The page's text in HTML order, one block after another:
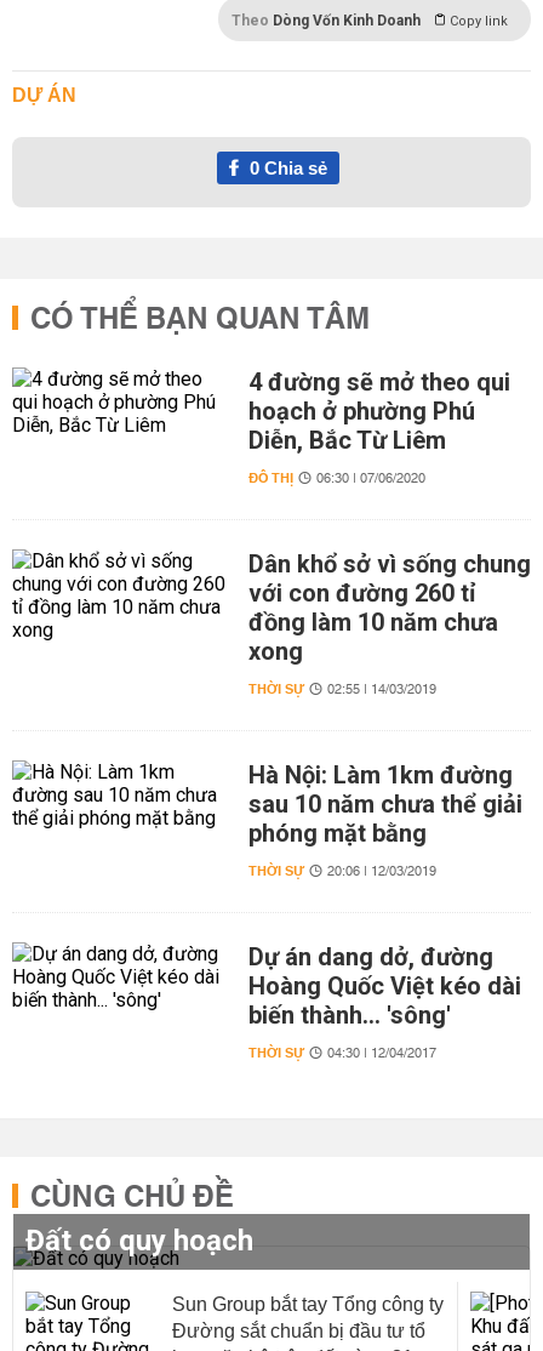
Theo Dòng Vốn Kinh Doanh Copy link
DỰ ÁN
0Chia sẻ
CÓ THỂ BẠN QUAN TÂM
4 đường sẽ mở theo qui
hoạch ở phường Phú
Diễn, Bắc Từ Liêm
ĐÔ THỊ 06:30 | 07/06/2020
Dân khổ sở vì sống chung
với con đường 260 tỉ
đồng làm 10 năm chưa
xong
THỜI SỰ 02:55 | 14/03/2019
Hà Nội: Làm 1km đường
sau 10 năm chưa thể giải
phóng mặt bằng
THỜI SỰ 20:06 | 12/03/2019
Dự án dang dở, đường
Hoàng Quốc Việt kéo dài
biến thành... 'sông'
THỜI SỰ 04:30 | 12/04/2017
CÙNG CHỦ ĐỀ
Đất có quy hoạch
Sun Group bắt tay Tổng công ty
Đường sắt chuẩn bị đầu tư tổ